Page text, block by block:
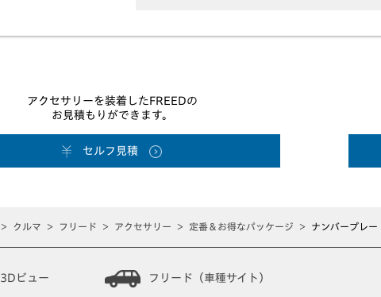
アクセサリーを装着したFREEDの
お見積もりができます。
セルフ見積
クルマ フリード アクセサリー 定番＆お得なパッケージ ナンバープレー
3Dビュー フリード（車種サイト）